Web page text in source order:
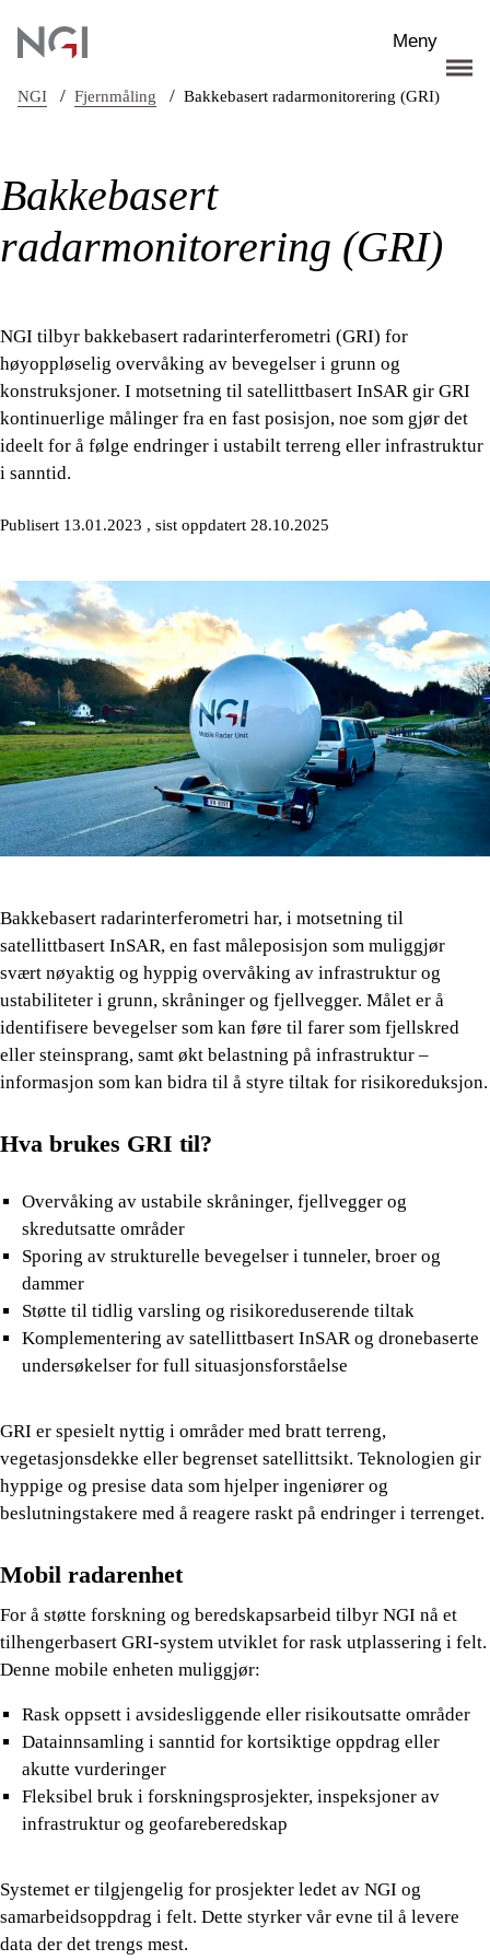
Meny
NGI / Fjernmåling / Bakkebasert radarmonitorering (GRI)
Bakkebasert
radarmonitorering (GRI)
NGI tilbyr bakkebasert radarinterferometri (GRI) for
høyoppløselig overvåking av bevegelser i grunn og
konstruksjoner. I motsetning til satellittbasert InSAR gir GRI
kontinuerlige målinger fra en fast posisjon, noe som gjør det
ideelt for å følge endringer i ustabilt terreng eller infrastruktur
i sanntid.
Publisert 13.01.2023 , sist oppdatert 28.10.2025
Bakkebasert radarinterferometri har, i motsetning til
satellittbasert InSAR, en fast måleposisjon som muliggjør
svært nøyaktig og hyppig overvåking av infrastruktur og
ustabiliteter i grunn, skråninger og fjellvegger. Målet er å
identifisere bevegelser som kan føre til farer som fjellskred
eller steinsprang, samt økt belastning på infrastruktur –
informasjon som kan bidra til å styre tiltak for risikoreduksjon.
Hva brukes GRI til?
Overvåking av ustabile skråninger, fjellvegger og
skredutsatte områder
Sporing av strukturelle bevegelser i tunneler, broer og
dammer
Støtte til tidlig varsling og risikoreduserende tiltak
Komplementering av satellittbasert InSAR og dronebaserte
undersøkelser for full situasjonsforståelse
GRI er spesielt nyttig i områder med bratt terreng,
vegetasjonsdekke eller begrenset satellittsikt. Teknologien gir
hyppige og presise data som hjelper ingeniører og
beslutningstakere med å reagere raskt på endringer i terrenget.
Mobil radarenhet
For å støtte forskning og beredskapsarbeid tilbyr NGI nå et
tilhengerbasert GRI-system utviklet for rask utplassering i felt.
Denne mobile enheten muliggjør:
Rask oppsett i avsidesliggende eller risikoutsatte områder
Datainnsamling i sanntid for kortsiktige oppdrag eller
akutte vurderinger
Fleksibel bruk i forskningsprosjekter, inspeksjoner av
infrastruktur og geofareberedskap
Systemet er tilgjengelig for prosjekter ledet av NGI og
samarbeidsoppdrag i felt. Dette styrker vår evne til å levere
data der det trengs mest.